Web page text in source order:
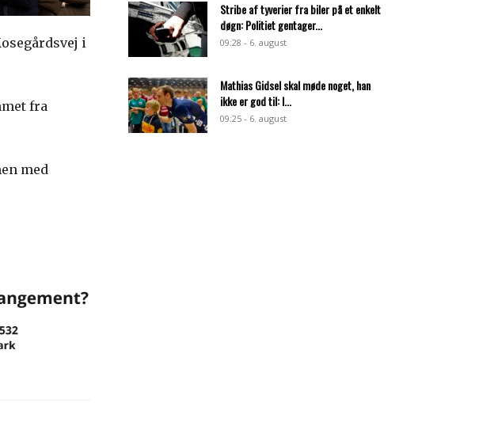
i
fra
med
Stribe af tyverier fra biler på et enkelt
døgn: Politiet gentager...
09:28 - 6. august
Mathias Gidsel skal møde noget, han
ikke er god til: I...
09:25 - 6. august